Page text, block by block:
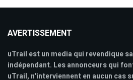
AVERTISSEMENT
uTrail est un media qui revendique
indépendant. Les annonceurs qui
uTrail, n'interviennent en aucun cas